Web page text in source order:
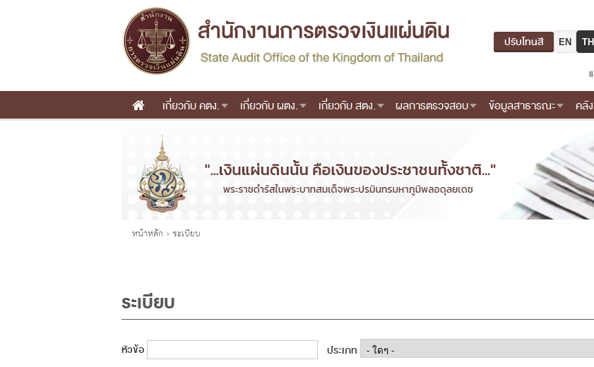
ปรับโทนสี EN TH
Main menu
เกี่ยวกับ คตง. เกี่ยวกับ ผตง. เกี่ยวกับ สตง. ผลการตรวจสอบ ข้อมูลสาธารณะ คลั
คุณอยู่ที่
หน้าหลัก › ระเบียบ
ระเบียบ
หัวข้อ ประเภท